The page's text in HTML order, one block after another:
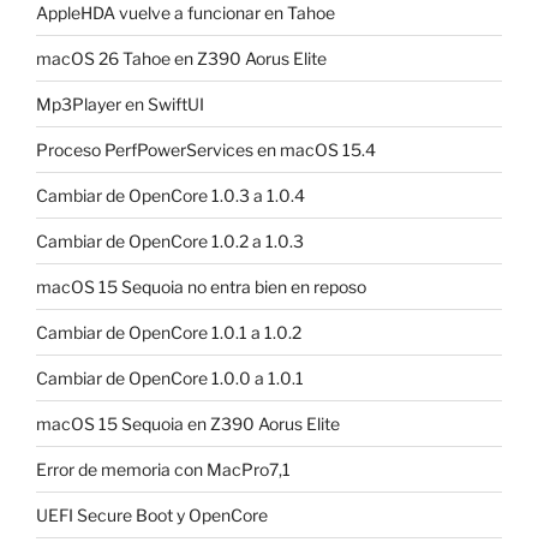
AppleHDA vuelve a funcionar en Tahoe
macOS 26 Tahoe en Z390 Aorus Elite
Mp3Player en SwiftUI
Proceso PerfPowerServices en macOS 15.4
Cambiar de OpenCore 1.0.3 a 1.0.4
Cambiar de OpenCore 1.0.2 a 1.0.3
macOS 15 Sequoia no entra bien en reposo
Cambiar de OpenCore 1.0.1 a 1.0.2
Cambiar de OpenCore 1.0.0 a 1.0.1
macOS 15 Sequoia en Z390 Aorus Elite
Error de memoria con MacPro7,1
UEFI Secure Boot y OpenCore